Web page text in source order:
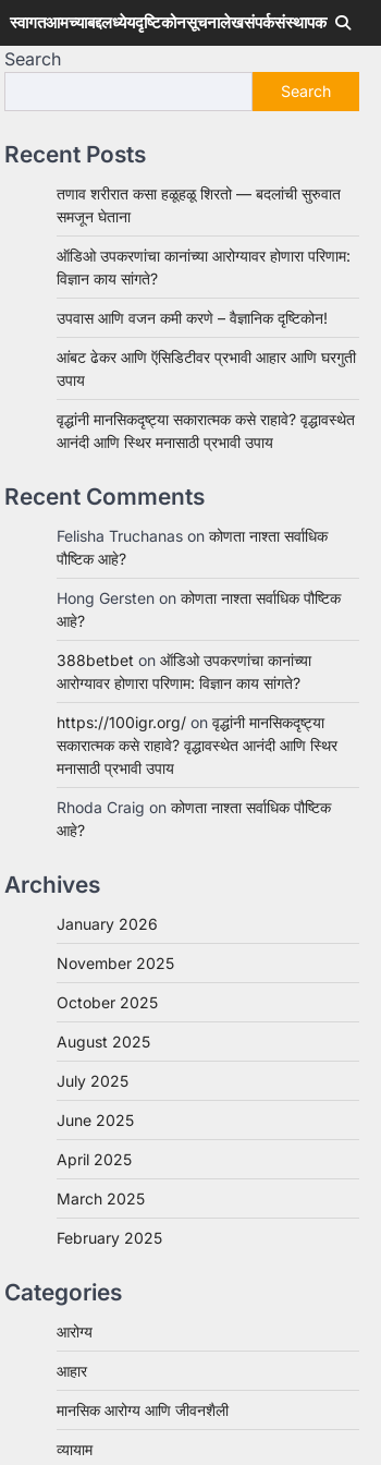
स्वागतआमच्याबद्दलध्येयदृष्टिकोनसूचनालेखसंपर्कसंस्थापक
Search
Search
Recent Posts
तणाव शरीरात कसा हळूहळू शिरतो — बदलांची सुरुवात
समजून घेताना
ऑडिओ उपकरणांचा कानांच्या आरोग्यावर होणारा परिणाम:
विज्ञान काय सांगते?
उपवास आणि वजन कमी करणे – वैज्ञानिक दृष्टिकोन!
आंबट ढेकर आणि ऍसिडिटीवर प्रभावी आहार आणि घरगुती
उपाय
वृद्धांनी मानसिकदृष्ट्या सकारात्मक कसे राहावे? वृद्धावस्थेत
आनंदी आणि स्थिर मनासाठी प्रभावी उपाय
Recent Comments
Felisha Truchanas on कोणता नाश्ता सर्वाधिक
पौष्टिक आहे?
Hong Gersten on कोणता नाश्ता सर्वाधिक पौष्टिक
आहे?
388betbet on ऑडिओ उपकरणांचा कानांच्या
आरोग्यावर होणारा परिणाम: विज्ञान काय सांगते?
https://100igr.org/ on वृद्धांनी मानसिकदृष्ट्या
सकारात्मक कसे राहावे? वृद्धावस्थेत आनंदी आणि स्थिर
मनासाठी प्रभावी उपाय
Rhoda Craig on कोणता नाश्ता सर्वाधिक पौष्टिक
आहे?
Archives
January 2026
November 2025
October 2025
August 2025
July 2025
June 2025
April 2025
March 2025
February 2025
Categories
आरोग्य
आहार
मानसिक आरोग्य आणि जीवनशैली
व्यायाम